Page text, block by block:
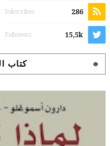
286
Subscribes
15,5k
Followers
كتاب